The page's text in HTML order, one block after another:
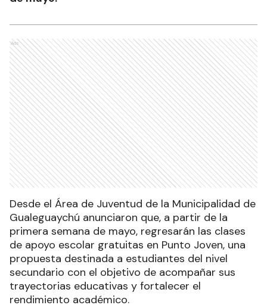
Ads
Desde el Área de Juventud de la Municipalidad de
Gualeguaychú anunciaron que, a partir de la
primera semana de mayo, regresarán las clases
de apoyo escolar gratuitas en Punto Joven, una
propuesta destinada a estudiantes del nivel
secundario con el objetivo de acompañar sus
trayectorias educativas y fortalecer el
rendimiento académico.